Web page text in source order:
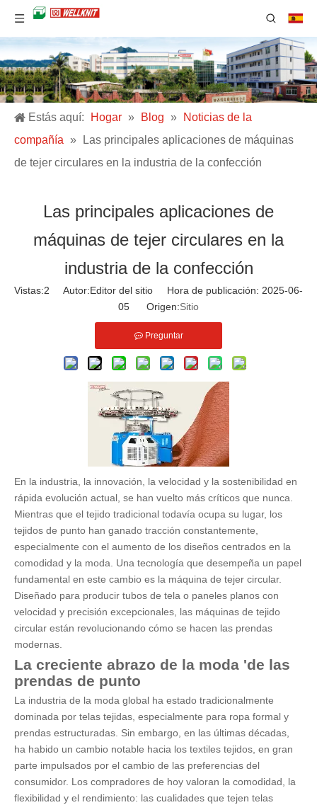
Estás aquí: Hogar » Blog »
Noticias de la
compañía »
Las principales aplicaciones de máquinas
de tejer circulares en la industria de la confección
Las principales aplicaciones de
máquinas de tejer circulares en la
industria de la confección
Vistas:2 Autor:Editor del sitio Hora de publicación: 2025-06-
05 Origen:Sitio
Preguntar
En la industria, la innovación, la velocidad y la sostenibilidad en
rápida evolución actual, se han vuelto más críticos que nunca.
Mientras que el tejido tradicional todavía ocupa su lugar, los
tejidos de punto han ganado tracción constantemente,
especialmente con el aumento de los diseños centrados en la
comodidad y la moda. Una tecnología que desempeña un papel
fundamental en este cambio es la máquina de tejer circular.
Diseñado para producir tubos de tela o paneles planos con
velocidad y precisión excepcionales, las máquinas de tejido
circular están revolucionando cómo se hacen las prendas
modernas.
La creciente abrazo de la moda 'de las
prendas de punto
La industria de la moda global ha estado tradicionalmente
dominada por telas tejidas, especialmente para ropa formal y
prendas estructuradas. Sin embargo, en las últimas décadas,
ha habido un cambio notable hacia los textiles tejidos, en gran
parte impulsados ​​por el cambio de las preferencias del
consumidor. Los compradores de hoy valoran la comodidad, la
flexibilidad y el rendimiento: las cualidades que tejen telas